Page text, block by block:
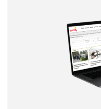
Correo electrónico
Tipo de comentario